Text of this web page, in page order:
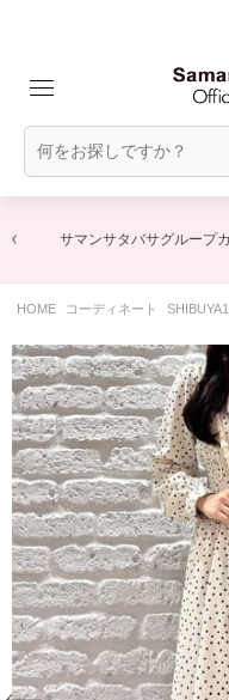
サマンサタバサグループ
HOME コーディネート